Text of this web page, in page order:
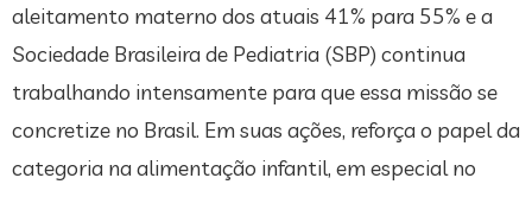
aleitamento materno dos atuais 41% para 55% e a
Sociedade Brasileira de Pediatria (SBP) continua
trabalhando intensamente para que essa missão se
concretize no Brasil. Em suas ações, reforça o papel da
categoria na alimentação infantil, em especial no